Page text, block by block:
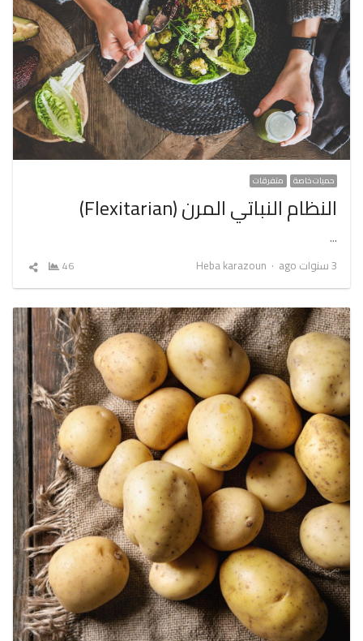
حميات خاصة متفرقات
النظام النباتي المرن (Flexitarian)
…
3 سنوات ago
Author
Heba karazoun
46
شارك